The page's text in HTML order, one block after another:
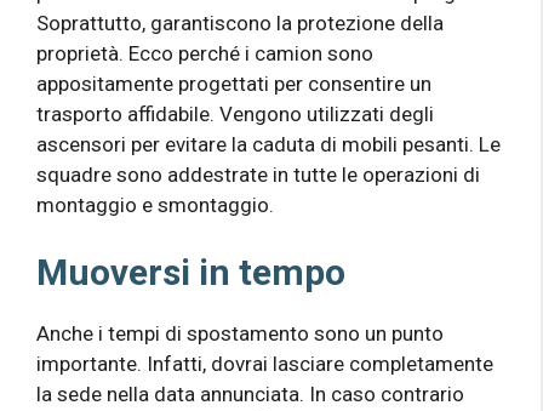
Soprattutto, garantiscono la protezione della
proprietà. Ecco perché i camion sono
appositamente progettati per consentire un
trasporto affidabile. Vengono utilizzati degli
ascensori per evitare la caduta di mobili pesanti. Le
squadre sono addestrate in tutte le operazioni di
montaggio e smontaggio.
Muoversi in tempo
Anche i tempi di spostamento sono un punto
importante. Infatti, dovrai lasciare completamente
la sede nella data annunciata. In caso contrario